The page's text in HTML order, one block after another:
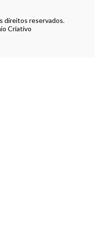
direitos reservados.
Criativo